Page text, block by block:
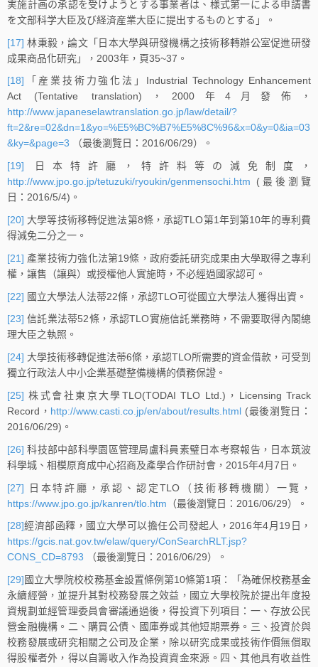
実施計画の承認を受けようとする事業者は、様式第一による申請書
を文部科学大臣及び経済産業大臣に提出するものとする」。
[17] 林秉毅，論文「日本大學與研發機構之技術移轉辦公室促進研發
成果商品化研究」，2003年，頁35~37。
[18] 「産業技術力強化法」Industrial Technology Enhancement
Act (Tentative translation)，2000年4月發佈，
http://www.japaneselawtranslation.go.jp/law/detail/?
ft=2&re=02&dn=1&yo=%E5%BC%B7%E5%8C%96&x=0&y=0&ia=03
&ky=&page=3 （最後瀏覽日：2016/06/29）。
[19] 日本特許廳，特許料等の減免制度，
http://www.jpo.go.jp/tetuzuki/ryoukin/genmensochi.htm (最後瀏覽
日：2016/5/4)。
[20] 大學等技術移轉促進法第8條，承認TLO第1年到第10年的專利費
得減免二分之一。
[21] 產業技術力強化法第19條，政府委託研究成果由大學取得之專利
權，讓售（讓與）或授權他人實施時，不必經過國家認可。
[22] 國立大學法人法蒂22條，承認TLO可從國立大學法人獲得出資。
[23] 信託業法蒂52條，承認TLO實施信託業務時，不需要取得內閣總
理大臣之執照。
[24] 大學技術移轉促進法蒂6條，承認TLO所需要的資金借款，可受到
獨立行政法人中小企業基礎整備機構的債務保證。
[25] 株式會社東京大學TLO(TODAI TLO Ltd.)，Licensing Track
Record， http://www.casti.co.jp/en/about/results.html (最後瀏覽日：
2016/06/29)。
[26] 科技部中部科學園區管理局盧科員素璧日本考察報告，日本筑波
科學城、相模原育成中心招商及產學合作研討會，2015年4月7日。
[27] 日本特許廳，承認、認定TLO（技術移轉機關）一覽，
https://www.jpo.go.jp/kanren/tlo.htm （最後瀏覽日：2016/06/29）。
[28]經濟部函釋，國立大學可以擔任公司發起人，2016年4月19日，
https://gcis.nat.gov.tw/elaw/query/ConSearchRLT.jsp?
CONS_CD=8793 （最後瀏覽日：2016/06/29）。
[29]國立大學院校校務基金設置條例第10條第1項：「為確保校務基金
永續經營，並提升其對校務發展之效益，國立大學校院於提出年度投
資規劃並經管理委員會審議通過後，得投資下列項目：一、存放公民
營金融機構。二、購買公債、國庫券或其他短期票券。三、投資於與
校務發展或研究相關之公司及企業，除以研究成果或技術作價無償取
得股權者外，得以自籌收入作為投資資金來源。四、其他具有收益性